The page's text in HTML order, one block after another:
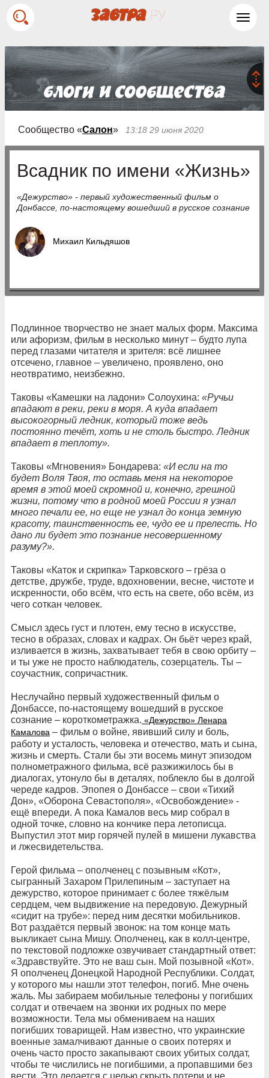
Сообщество «Салон» 13:18 29 июня 2020
Всадник по имени «Жизнь»
«Дежурство» - первый художественный фильм о
Донбассе, по-настоящему вошедший в русское сознание
Михаил Кильдяшов
Подлинное творчество не знает малых форм. Максима
или афоризм, фильм в несколько минут – будто лупа
перед глазами читателя и зрителя: всё лишнее
отсечено, главное – увеличено, проявлено, оно
неотвратимо, неизбежно.
Таковы «Камешки на ладони» Солоухина: «Ручьи
впадают в реки, реки в моря. А куда впадает
высокогорный ледник, который тоже ведь
постоянно течёт, хоть и не столь быстро. Ледник
впадает в теплоту».
Таковы «Мгновения» Бондарева: «И если на то
будет Воля Твоя, то оставь меня на некоторое
время в этой моей скромной и, конечно, грешной
жизни, потому что в родной моей России я узнал
много печали ее, но еще не узнал до конца земную
красоту, таинственность ее, чудо ее и прелесть. Но
дано ли будет это познание несовершенному
разуму?».
Таковы «Каток и скрипка» Тарковского – грёза о
детстве, дружбе, труде, вдохновении, весне, чистоте и
искренности, обо всём, что есть на свете, обо всём, из
чего соткан человек.
Смысл здесь густ и плотен, ему тесно в искусстве,
тесно в образах, словах и кадрах. Он бьёт через край,
изливается в жизнь, захватывает тебя в свою орбиту –
и ты уже не просто наблюдатель, созерцатель. Ты –
соучастник, сопричастник.
Неслучайно первый художественный фильм о
Донбассе, по-настоящему вошедший в русское
сознание – короткометражка. «Дежурство» Ленара
Камалова – фильм о войне, явивший силу и боль,
работу и усталость, человека и отечество, мать и сына,
жизнь и смерть. Стали бы эти восемь минут эпизодом
полнометражного фильма, всё разжижилось бы в
диалогах, утонуло бы в деталях, поблекло бы в долгой
череде кадров. Эпопея о Донбассе – свои «Тихий
Дон», «Оборона Севастополя», «Освобождение» -
ещё впереди. А пока Камалов весь мир собрал в
одной точке, словно на кончике пера летописца.
Выпустил этот мир горячей пулей в мишени лукавства
и лжесвидетельства.
Герой фильма – ополченец с позывным «Кот»,
сыгранный Захаром Прилепиным – заступает на
дежурство, которое принимает с более тяжёлым
сердцем, чем выдвижение на передовую. Дежурный
«сидит на трубе»: перед ним десятки мобильников.
Вот раздаётся первый звонок: на том конце мать
выкликает сына Мишу. Ополченец, как в колл-центре,
по текстовой подложке озвучивает стандартный ответ:
«Здравствуйте. Это не ваш сын. Мой позывной «Кот».
Я ополченец Донецкой Народной Республики. Солдат,
у которого мы нашли этот телефон, погиб. Мне очень
жаль. Мы забираем мобильные телефоны у погибших
солдат и отвечаем на звонки их родных по мере
возможности. Тела мы обмениваем на наших
погибших товарищей. Нам известно, что украинские
военные замалчивают данные о своих потерях и
очень часто просто закапывают своих убитых солдат,
чтобы те числились не погибшими, а пропавшими без
вести. Это делается с целью скрыть потери и не